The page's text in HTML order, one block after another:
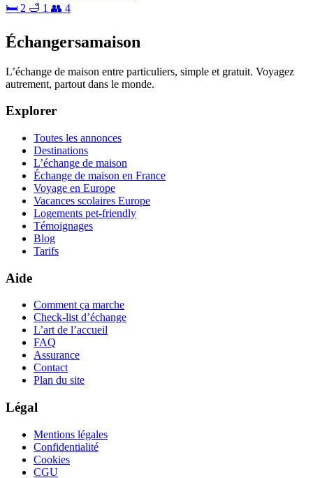
🛏 2 🛁 1 👥 4
Échangersamaison
L’échange de maison entre particuliers, simple et gratuit. Voyagez
autrement, partout dans le monde.
Explorer
Toutes les annonces
Destinations
L’échange de maison
Échange de maison en France
Voyage en Europe
Vacances scolaires Europe
Logements pet-friendly
Témoignages
Blog
Tarifs
Aide
Comment ça marche
Check-list d’échange
L’art de l’accueil
FAQ
Assurance
Contact
Plan du site
Légal
Mentions légales
Confidentialité
Cookies
CGU